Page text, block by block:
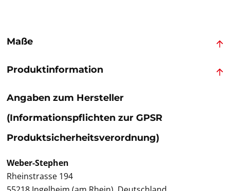
Maße
Produktinformation
Angaben zum Hersteller
(Informationspflichten zur GPSR
Produktsicherheitsverordnung)
Weber-Stephen
Rheinstrasse 194